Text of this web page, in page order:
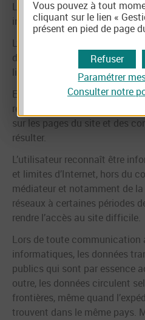
Le médiateur est tenu à la
informations qui lui sont
L’utilisateur du site est
données personnelles qu’il
ligne.
En conséquence, le
responsabilité en cas d’erreurs
sur les pages du site et des
résulter.
L’utilisateur reconnaît être
et limites d’Internet, hors du
médiateur et notamment de
réseaux à certaines périodes
rendre l’accès au site difficile.
Lors de toute communication
informatiques, les données
publics qui sont par essence
outre, les données circulent
frontières, même quand
trouvent dans le même pays.
Vous pouvez à tout
cliquant sur le lien «
présent en pied de page
Refuser
Paramétrer
Consulter notre